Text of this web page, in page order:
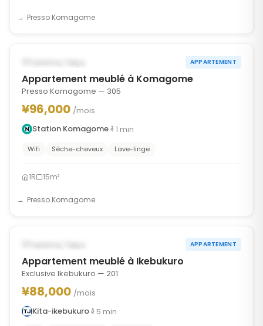
Presso Komagome
Toshima, Tokyo APPARTEMENT
Appartement meublé à Komagome
Presso Komagome — 305
¥96,000 /mois
Station Komagome
1 min
Wifi Sèche-cheveux Lave-linge
1R 15m²
Presso Komagome
Toshima, Tokyo APPARTEMENT
Appartement meublé à Ikebukuro
Exclusive Ikebukuro — 201
¥88,000 /mois
Kita-ikebukuro
5 min